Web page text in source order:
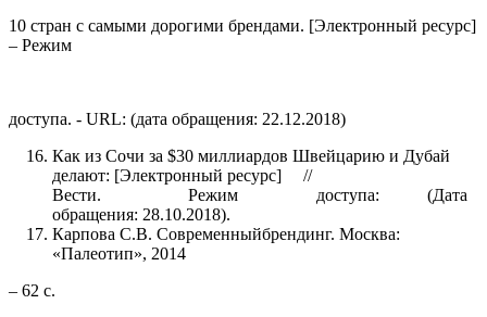
10 стран с самыми дорогими брендами. [Электронный ресурс]
– Режим
доступа. - URL: (дата обращения: 22.12.2018)
Как из Сочи за $30 миллиардов Швейцарию и Дубай
делают: [Электронный ресурс] //
Вести. Режим доступа: (Дата
обращения: 28.10.2018).
Карпова С.В. Современныйбрендинг. Москва:
«Палеотип», 2014
– 62 с.